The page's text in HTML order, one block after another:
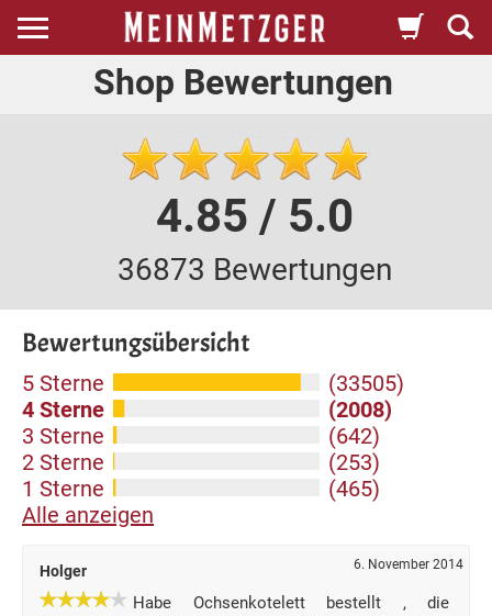
Shop Bewertungen
4.85 / 5.0
36873 Bewertungen
Bewertungsübersicht
5 Sterne
(33505)
4 Sterne
(2008)
3 Sterne
(642)
2 Sterne
(253)
1 Sterne
(465)
Alle anzeigen
Holger 6. November 2014
Habe Ochsenkotelett bestellt , die